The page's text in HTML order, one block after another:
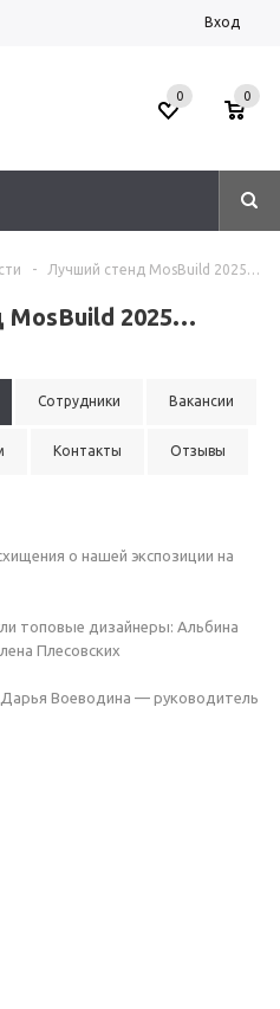
Вход
0 0
- Лучший стенд MosBuild 2025…
2025…
Сотрудники Вакансии
Контакты Отзывы
о нашей экспозиции на
топовые дизайнеры: Альбина
Плесовских
Воеводина — руководитель